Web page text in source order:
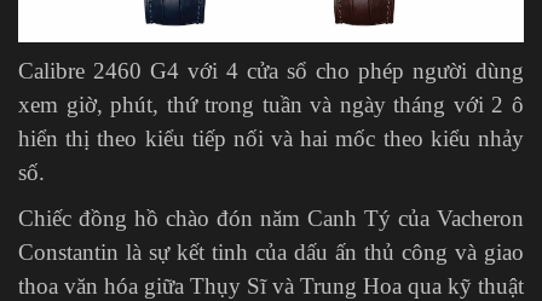
Calibre 2460 G4 với 4 cửa sổ cho phép người dùng
xem giờ, phút, thứ trong tuần và ngày tháng với 2 ô
hiển thị theo kiểu tiếp nối và hai mốc theo kiểu nhảy
số.
Chiếc đồng hồ chào đón năm Canh Tý của Vacheron
Constantin là sự kết tinh của dấu ấn thủ công và giao
thoa văn hóa giữa Thụy Sĩ và Trung Hoa qua kỹ thuật